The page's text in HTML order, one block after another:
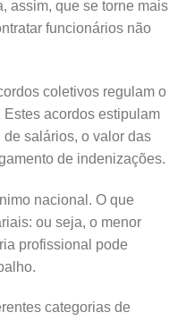
assim, que se torne mais
funcionários não
coletivos regulam o
acordos estipulam
salários, o valor das
de indenizações.
nacional. O que
ou seja, o menor
profissional pode
categorias de